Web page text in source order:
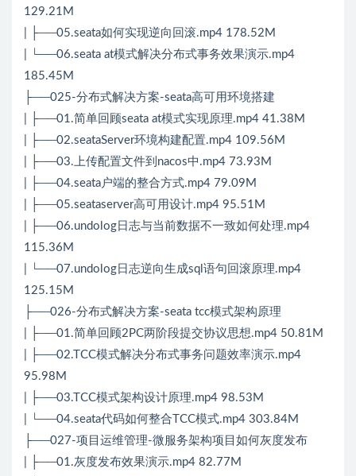
129.21M
| ├──05.seata如何实现逆向回滚.mp4 178.52M
| └──06.seata at模式解决分布式事务效果演示.mp4
185.45M
├──025-分布式解决方案-seata高可用环境搭建
| ├──01.简单回顾seata at模式实现原理.mp4 41.38M
| ├──02.seataServer环境构建配置.mp4 109.56M
| ├──03.上传配置文件到nacos中.mp4 73.93M
| ├──04.seata户端的整合方式.mp4 79.09M
| ├──05.seataserver高可用设计.mp4 95.51M
| ├──06.undolog日志与当前数据不一致如何处理.mp4
115.36M
| └──07.undolog日志逆向生成sql语句回滚原理.mp4
125.15M
├──026-分布式解决方案-seata tcc模式架构原理
| ├──01.简单回顾2PC两阶段提交协议思想.mp4 50.81M
| ├──02.TCC模式解决分布式事务问题效率演示.mp4
95.98M
| ├──03.TCC模式架构设计原理.mp4 98.53M
| └──04.seata代码如何整合TCC模式.mp4 303.84M
├──027-项目运维管理-微服务架构项目如何灰度发布
| ├──01.灰度发布效果演示.mp4 82.77M